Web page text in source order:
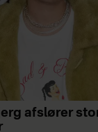
afslører